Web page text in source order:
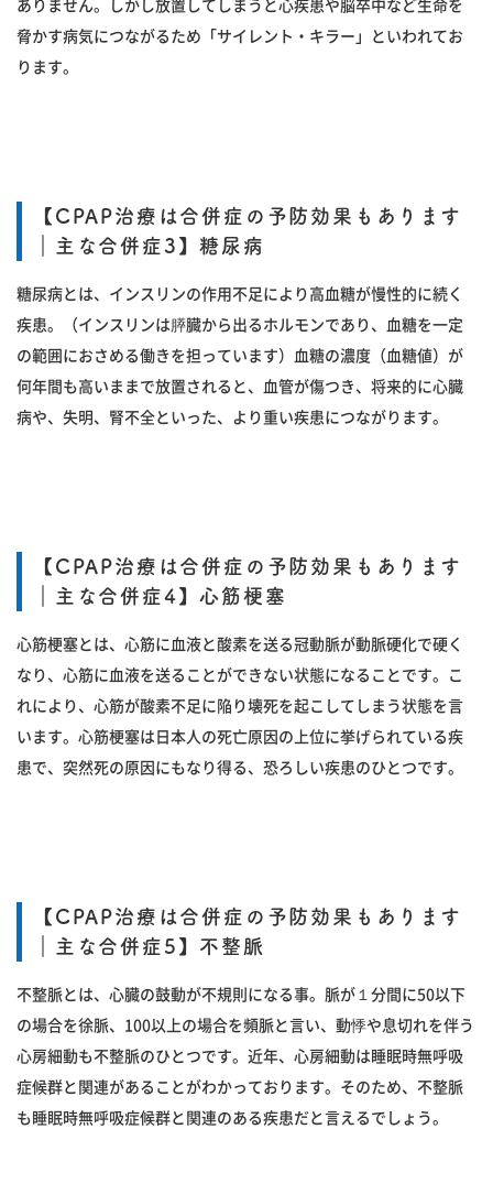
ありません。しかし放置してしまうと心疾患や脳卒中など生命を
脅かす病気につながるため「サイレント・キラー」といわれてお
ります。
【CPAP治療は合併症の予防効果もあります
｜主な合併症3】糖尿病
糖尿病とは、インスリンの作用不足により高血糖が慢性的に続く
疾患。（インスリンは膵臓から出るホルモンであり、血糖を一定
の範囲におさめる働きを担っています）血糖の濃度（血糖値）が
何年間も高いままで放置されると、血管が傷つき、将来的に心臓
病や、失明、腎不全といった、より重い疾患につながります。
【CPAP治療は合併症の予防効果もあります
｜主な合併症4】心筋梗塞
心筋梗塞とは、心筋に血液と酸素を送る冠動脈が動脈硬化で硬く
なり、心筋に血液を送ることができない状態になることです。こ
れにより、心筋が酸素不足に陥り壊死を起こしてしまう状態を言
います。心筋梗塞は日本人の死亡原因の上位に挙げられている疾
患で、突然死の原因にもなり得る、恐ろしい疾患のひとつです。
【CPAP治療は合併症の予防効果もあります
｜主な合併症5】不整脈
不整脈とは、心臓の鼓動が不規則になる事。脈が１分間に50以下
の場合を徐脈、100以上の場合を頻脈と言い、動悸や息切れを伴う
心房細動も不整脈のひとつです。近年、心房細動は睡眠時無呼吸
症候群と関連があることがわかっております。そのため、不整脈
も睡眠時無呼吸症候群と関連のある疾患だと言えるでしょう。